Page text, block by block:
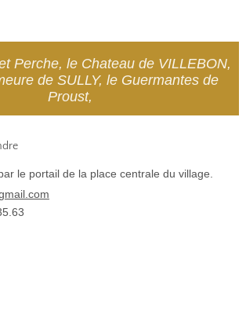
Perche, le Chateau de VILLEBON,
de SULLY, le Guermantes de
Proust,
le portail de la place centrale du village.